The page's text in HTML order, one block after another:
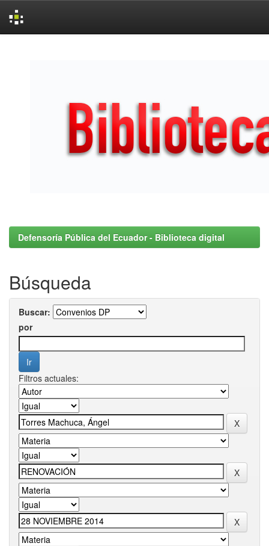
Defensoría Pública del Ecuador - Biblioteca digital
Búsqueda
Buscar:
por
Filtros actuales: